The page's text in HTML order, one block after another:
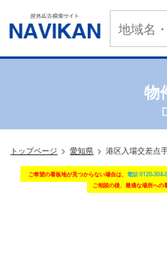
物
トップページ 愛知県 港区入場交差点
ご希望の看板地が見つからない場合は、 電話 0120-304-
ご相談の後、最適な場所への